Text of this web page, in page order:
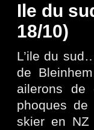
Ile du
18/10)
L’ile du
de
ailerons de
phoques de
skier en NZ